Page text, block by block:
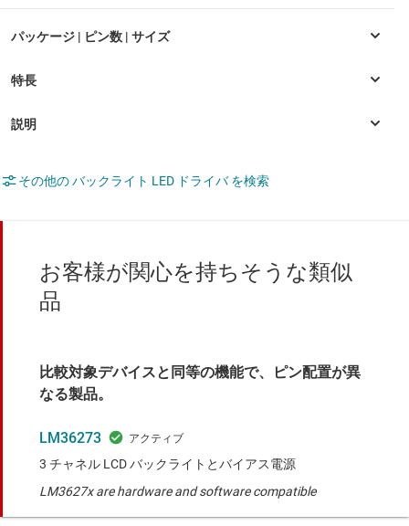
その他の バックライト LED ドライバ を検索
お客様が関心を持ちそうな類似
品
比較対象デバイスと同等の機能で、ピン配置が異
なる製品。
LM36273
3 チャネル LCD バックライトとバイアス電源
LM3627x are hardware and software compatible